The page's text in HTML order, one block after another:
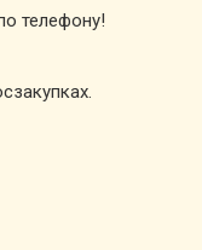
телефону!